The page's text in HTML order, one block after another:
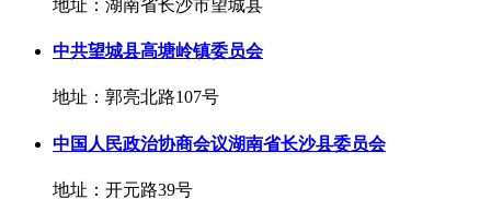
地址：湖南省长沙市望城县
中共望城县高塘岭镇委员会
地址：郭亮北路107号
中国人民政治协商会议湖南省长沙县委员会
地址：开元路39号